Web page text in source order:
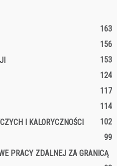
163
156
153
124
117
114
I KALORYCZNOŚCI
102
99
PRACY ZDALNEJ ZA GRANICĄ